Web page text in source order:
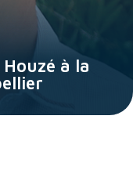
à la